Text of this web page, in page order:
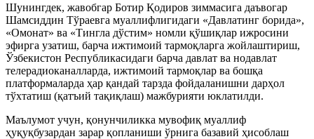
Шунингдек, жавобгар Ботир Қодиров зиммасига даъвогар
Шамсиддин Тўраевга муаллифлигидаги «Давлатинг борида»,
«Омонат» ва «Тингла дўстим» номли қўшиқлар ижросини
эфирга узатиш, барча ижтимоий тармоқларга жойлаштириш,
Ўзбекистон Республикасидаги барча давлат ва нодавлат
телерадиоканалларда, ижтимоий тармоқлар ва бошқа
платформаларда ҳар қандай тарзда фойдаланишни дарҳол
тўхтатиш (қатъий тақиқлаш) мажбурияти юклатилди.
Маълумот учун, қонунчиликка мувофиқ муаллиф
ҳуқуқбузардан зарар қопланиши ўрнига базавий ҳисоблаш